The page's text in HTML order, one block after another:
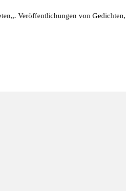
Veröffentlichungen von Gedichten,